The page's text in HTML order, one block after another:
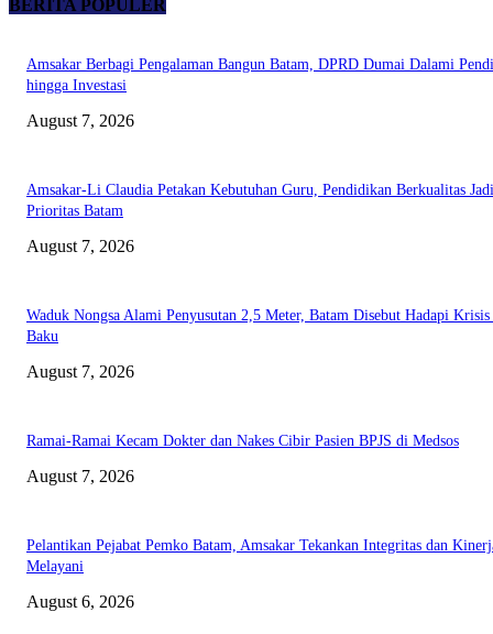
BERITA POPULER
Amsakar Berbagi Pengalaman Bangun Batam, DPRD Dumai Dalami
hingga Investasi
August 7, 2026
Amsakar-Li Claudia Petakan Kebutuhan Guru, Pendidikan Berkualitas Jadi
Prioritas Batam
August 7, 2026
Waduk Nongsa Alami Penyusutan 2,5 Meter, Batam Disebut Hadapi
Baku
August 7, 2026
Ramai-Ramai Kecam Dokter dan Nakes Cibir Pasien BPJS di Medsos
August 7, 2026
Pelantikan Pejabat Pemko Batam, Amsakar Tekankan Integritas dan
Melayani
August 6, 2026